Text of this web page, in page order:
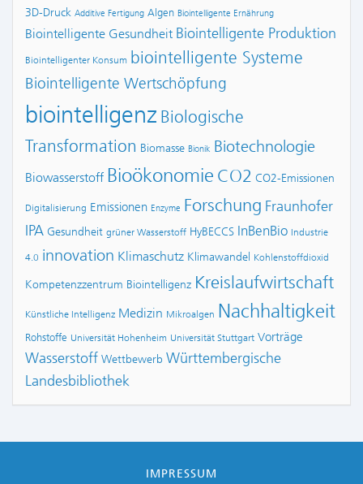
3D-Druck Additive Fertigung Algen Biointelligente Ernährung
Biointelligente Gesundheit Biointelligente Produktion
Biointelligenter Konsum biointelligente Systeme
Biointelligente Wertschöpfung
biointelligenz Biologische
Transformation Biomasse Bionik Biotechnologie
Biowasserstoff Bioökonomie CO2 CO2-Emissionen
Digitalisierung Emissionen Enzyme Forschung Fraunhofer
IPA Gesundheit grüner Wasserstoff HyBECCS InBenBio Industrie
4.0 innovation Klimaschutz Klimawandel Kohlenstoffdioxid
Kompetenzzentrum Biointelligenz Kreislaufwirtschaft
Künstliche Intelligenz Medizin Mikroalgen Nachhaltigkeit
Rohstoffe Universität Hohenheim Universität Stuttgart Vorträge
Wasserstoff Wettbewerb Württembergische
Landesbibliothek
IMPRESSUM